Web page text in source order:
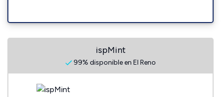
ispMint
99% disponible en El Reno